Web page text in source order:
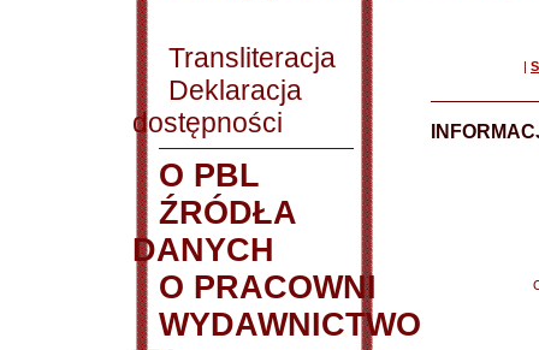
Transliteracja
Deklaracja
dostępności
O PBL
ŹRÓDŁA
DANYCH
O PRACOWNI
WYDAWNICTWO
|